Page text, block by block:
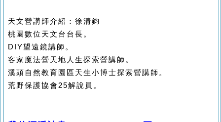
天文營講師介紹：徐清鈞
桃園數位天文台台長。
DIY望遠鏡講師。
客家魔法營天地人生探索營講師。
溪頭自然教育園區天生小博士探索營講師。
荒野保護協會25解說員。